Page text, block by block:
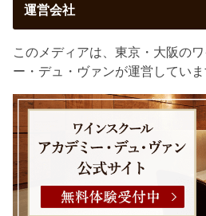
運営会社
このメディアは、東京・大阪の
ー・デュ・ヴァンが運営していま